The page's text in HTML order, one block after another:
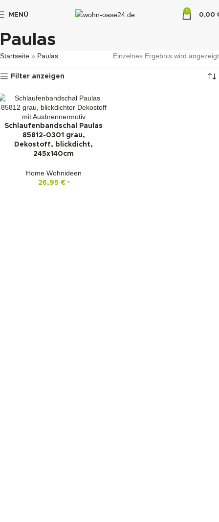
MENÜ
0
0,00
Paulas
Startseite » Paulas Einzelnes Ergebnis wird angezeigt
Filter anzeigen
Schlaufenbandschal Paulas
85812-0301 grau,
Dekostoff, blickdicht,
245x140cm
Home Wohnideen
26,95 € *